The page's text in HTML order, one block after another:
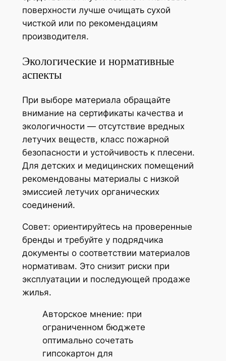
поверхности лучше очищать сухой
чисткой или по рекомендациям
производителя.
Экологические и нормативные
аспекты
При выборе материала обращайте
внимание на сертификаты качества и
экологичности — отсутствие вредных
летучих веществ, класс пожарной
безопасности и устойчивость к плесени.
Для детских и медицинских помещений
рекомендованы материалы с низкой
эмиссией летучих органических
соединений.
Совет: ориентируйтесь на проверенные
бренды и требуйте у подрядчика
документы о соответствии материалов
нормативам. Это снизит риски при
эксплуатации и последующей продаже
жилья.
Авторское мнение: при
ограниченном бюджете
оптимально сочетать
гипсокартон для